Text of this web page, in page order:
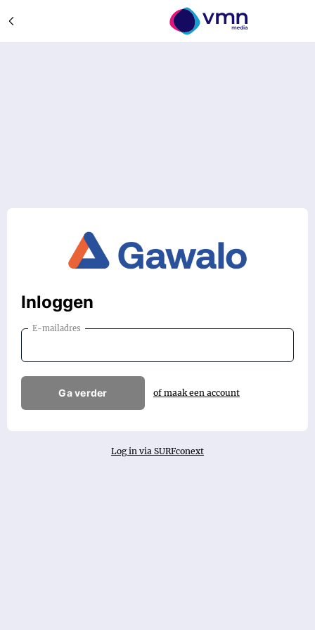
Inloggen
E-mailadres
Ga verder of maak een account
Log in via SURFconext